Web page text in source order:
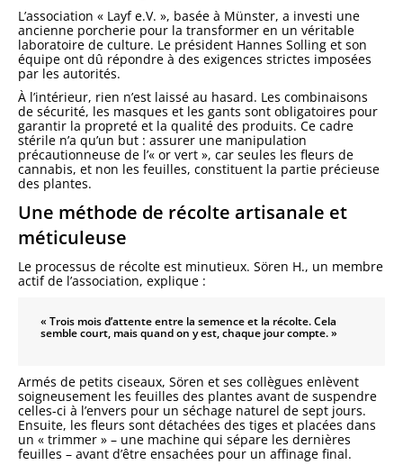
L’association « Layf e.V. », basée à Münster, a investi une
ancienne porcherie pour la transformer en un véritable
laboratoire de culture. Le président Hannes Solling et son
équipe ont dû répondre à des exigences strictes imposées
par les autorités.
À l’intérieur, rien n’est laissé au hasard. Les combinaisons
de sécurité, les masques et les gants sont obligatoires pour
garantir la propreté et la qualité des produits. Ce cadre
stérile n’a qu’un but : assurer une manipulation
précautionneuse de l’« or vert », car seules les fleurs de
cannabis, et non les feuilles, constituent la partie précieuse
des plantes.
Une méthode de récolte artisanale et
méticuleuse
Le processus de récolte est minutieux. Sören H., un membre
actif de l’association, explique :
« Trois mois d’attente entre la semence et la récolte. Cela
semble court, mais quand on y est, chaque jour compte. »
Armés de petits ciseaux, Sören et ses collègues enlèvent
soigneusement les feuilles des plantes avant de suspendre
celles-ci à l’envers pour un séchage naturel de sept jours.
Ensuite, les fleurs sont détachées des tiges et placées dans
un « trimmer » – une machine qui sépare les dernières
feuilles – avant d’être ensachées pour un affinage final.